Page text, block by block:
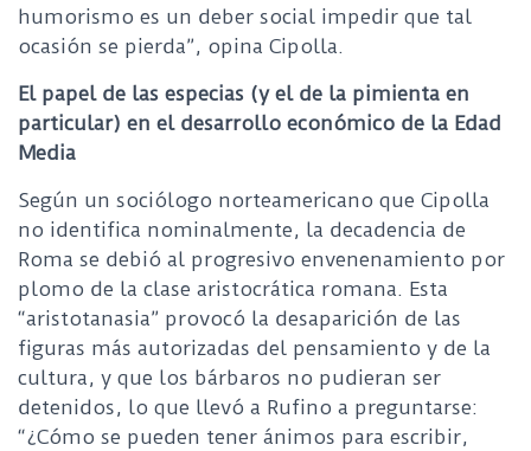
humorismo es un deber social impedir que tal
ocasión se pierda”, opina Cipolla.
El papel de las especias (y el de la pimienta en
particular) en el desarrollo económico de la Edad
Media
Según un sociólogo norteamericano que Cipolla
no identifica nominalmente, la decadencia de
Roma se debió al progresivo envenenamiento por
plomo de la clase aristocrática romana. Esta
“aristotanasia” provocó la desaparición de las
figuras más autorizadas del pensamiento y de la
cultura, y que los bárbaros no pudieran ser
detenidos, lo que llevó a Rufino a preguntarse:
“¿Cómo se pueden tener ánimos para escribir,